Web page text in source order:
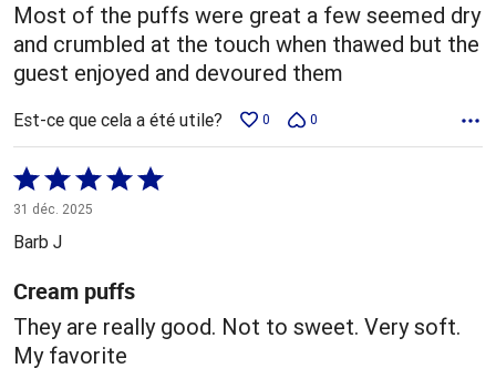
Most of the puffs were great a few seemed dry
and crumbled at the touch when thawed but the
guest enjoyed and devoured them
Est-ce que cela a été utile? 0 0
Coté
5 sur
5
31 déc. 2025
Barb J
Cream puffs
They are really good. Not to sweet. Very soft.
My favorite